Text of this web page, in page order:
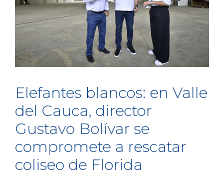
Elefantes blancos: en Valle
del Cauca, director
Gustavo Bolívar se
compromete a rescatar
coliseo de Florida